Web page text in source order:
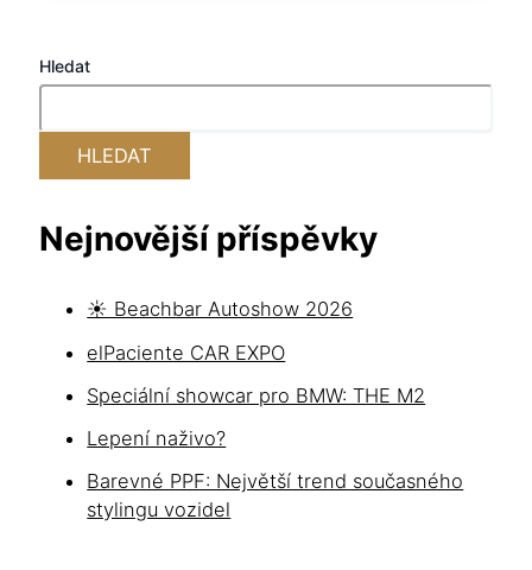
Hledat
HLEDAT
Nejnovější příspěvky
☀️ Beachbar Autoshow 2026
elPaciente CAR EXPO
Speciální showcar pro BMW: THE M2
Lepení naživo?
Barevné PPF: Největší trend současného
stylingu vozidel